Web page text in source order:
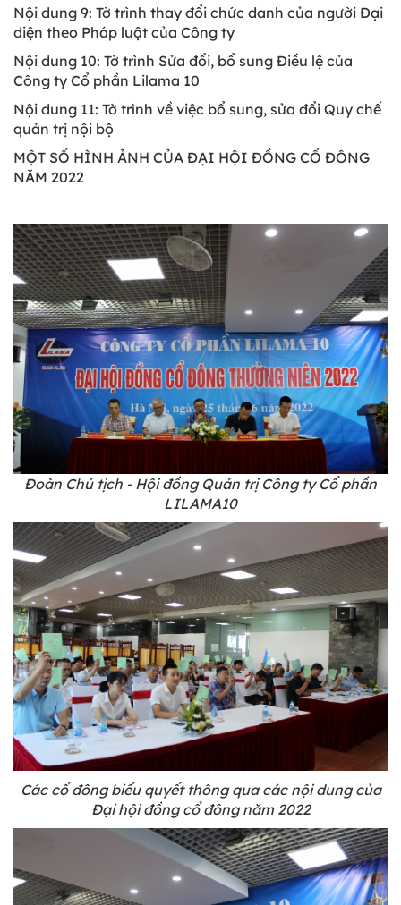
Nội dung 9: Tờ trình thay đổi chức danh của người Đại
diện theo Pháp luật của Công ty
Nội dung 10: Tờ trình Sửa đổi, bổ sung Điều lệ của
Công ty Cổ phần Lilama 10
Nội dung 11: Tờ trình về việc bổ sung, sửa đổi Quy chế
quản trị nội bộ
MỘT SỐ HÌNH ẢNH CỦA ĐẠI HỘI ĐỒNG CỔ ĐÔNG
NĂM 2022
Đoàn Chủ tịch - Hội đồng Quản trị Công ty Cổ phần
LILAMA10
Các cổ đông biểu quyết thông qua các nội dung của
Đại hội đồng cổ đông năm 2022